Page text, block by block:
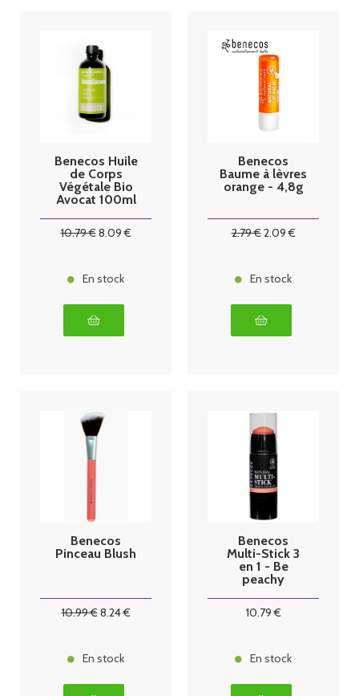
Benecos Huile
de Corps
Végétale Bio
Avocat 100ml
10.79€8.09€
En stock
Benecos
Baume à lèvres
orange - 4,8g
2.79€2.09€
En stock
Benecos
Pinceau Blush
10.99€8.24€
En stock
Benecos
Multi-Stick 3
en 1 - Be
peachy
10.79€
En stock